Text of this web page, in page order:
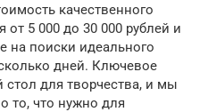
качественного
от 5 000 до 30 000 рублей и
на поиски идеального
дней. Ключевое
для творчества, и мы
то, что нужно для